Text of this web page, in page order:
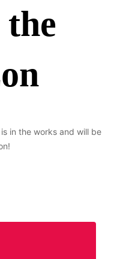
the
in the works and will be